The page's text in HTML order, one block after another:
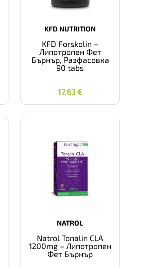
KFD NUTRITION
KFD Forskolin –
Липотропен Фет
Бърнър, Разфасовка
90 tabs
17,63€
17,63 €
NATROL
Natrol Tonalin CLA
1200mg – Липотропен
Фет Бърнър